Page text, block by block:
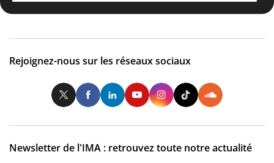
Rejoignez-nous sur les réseaux sociaux
TwitterFacebookLinkedInYoutubeInstagram
Newsletter de l'IMA : retrouvez toute notre actualité